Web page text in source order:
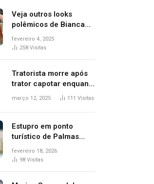
Veja outros looks
polêmicos de Bianca
Censori, esposa de
Kanye West que
fevereiro 4, 2025
258 Visitas
Tratorista morre após
trator capotar enquanto
removia vegetação em
março 12, 2025 111 Visitas
Estupro em ponto
turístico de Palmas
ocorreu em frente à
viatura e base de
fevereiro 18, 2026
98 Visitas